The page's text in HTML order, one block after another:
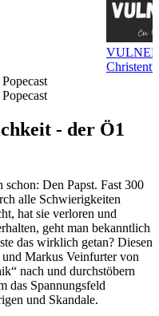
- der Ö1
schon: Den Papst. Fast 300
alle Schwierigkeiten
hat sie verloren und
geht man bekanntlich
das wirklich getan? Diesen
Markus Veinfurter von
nach und durchstöbern
das Spannungsfeld
und Skandale.